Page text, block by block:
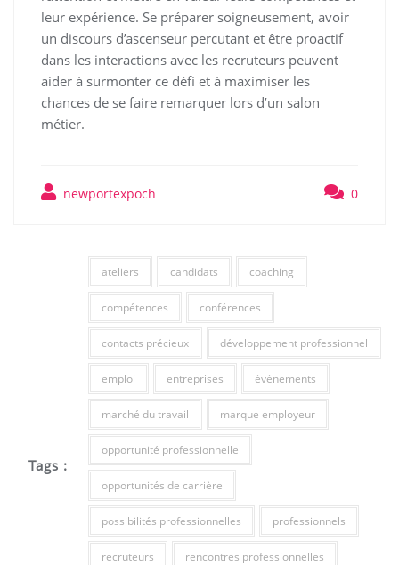
leur expérience. Se préparer soigneusement, avoir
un discours d’ascenseur percutant et être proactif
dans les interactions avec les recruteurs peuvent
aider à surmonter ce défi et à maximiser les
chances de se faire remarquer lors d’un salon
métier.
newportexpoch 0
Tags :
ateliers candidats coaching
compétences conférences
contacts précieux développement professionnel
emploi entreprises événements
marché du travail marque employeur
opportunité professionnelle
opportunités de carrière
possibilités professionnelles professionnels
recruteurs rencontres professionnelles